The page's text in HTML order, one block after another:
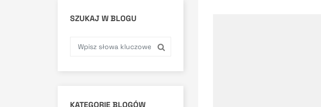
SZUKAJ W BLOGU
KATEGORIE BLOGÓW